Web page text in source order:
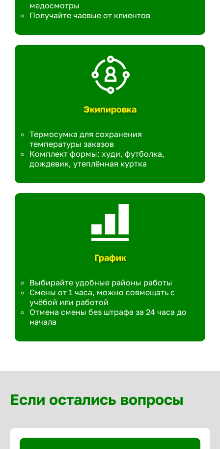
медосмотры
Получайте чаевые от клиентов
Экипировка
Термосумка для сохранения
температуры заказов
Комплект формы: худи, футболка,
дождевик, утеплённая куртка
График
Выбирайте удобные районы работы
Смены от 1 часа, можно совмещать с
учёбой или работой
Отмена смены без штрафа за 24 часа до
начала
Если остались вопросы